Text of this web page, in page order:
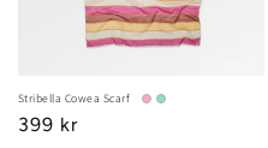
Stribella Cowea Scarf
Regular
399 kr